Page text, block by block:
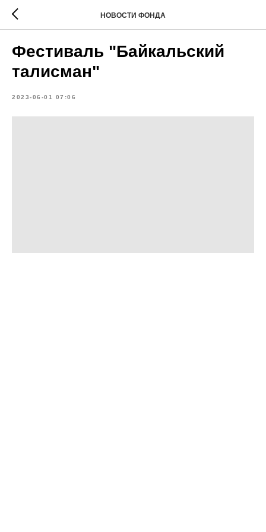
НОВОСТИ ФОНДА
Фестиваль "Байкальский
талисман"
2023-06-01 07:06